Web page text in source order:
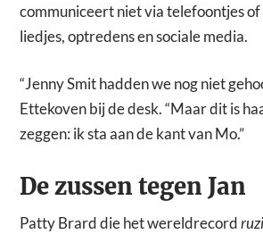
communiceert niet via telefoontjes of
liedjes, optredens en sociale media.
“Jenny Smit hadden we nog niet
Ettekoven bij de desk. “Maar dit is
zeggen: ik sta aan de kant van Mo.”
De zussen tegen Jan
Patty Brard die het wereldrecord